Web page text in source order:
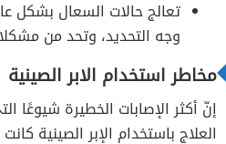
تعالج حالات السعال بشكل
وجه التحديد، وتحد من
مخاطر استخدام الابر الصينية
إنّ أكثر الإصابات الخطيرة شيوعًا
العلاج باستخدام الإبر الصينية